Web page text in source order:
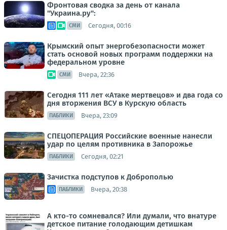
Фронтовая сводка за день от канала
"Украина.ру":
СМИ Сегодня, 00:16
Крымский опыт энергобезопасности может
стать основой новых программ поддержки на
федеральном уровне
СМИ Вчера, 22:36
Сегодня 111 лет «Атаке мертвецов» и два года со
дня вторжения ВСУ в Курскую область
ПАБЛИКИ Вчера, 23:09
СПЕЦОПЕРАЦИЯ Российские военные нанесли
удар по целям противника в Запорожье
ПАБЛИКИ Сегодня, 02:21
Зачистка подступов к Доброполью
ПАБЛИКИ Вчера, 20:38
А кто-то сомневался? Или думали, что внатуре
детское питание голодающим детишкам